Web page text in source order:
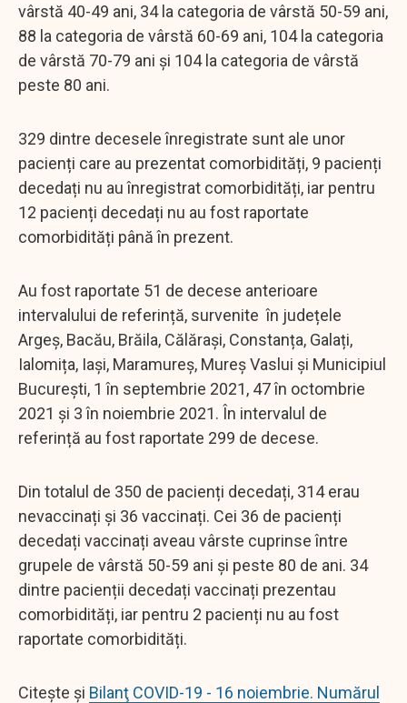
vârstă 40-49 ani, 34 la categoria de vârstă 50-59 ani,
88 la categoria de vârstă 60-69 ani, 104 la categoria
de vârstă 70-79 ani și 104 la categoria de vârstă
peste 80 ani.
329 dintre decesele înregistrate sunt ale unor
pacienți care au prezentat comorbidități, 9 pacienți
decedați nu au înregistrat comorbidități, iar pentru
12 pacienți decedați nu au fost raportate
comorbidități până în prezent.
Au fost raportate 51 de decese anterioare
intervalului de referință, survenite în județele
Argeș, Bacău, Brăila, Călărași, Constanța, Galați,
Ialomița, Iași, Maramureș, Mureș Vaslui și Municipiul
București, 1 în septembrie 2021, 47 în octombrie
2021 și 3 în noiembrie 2021. În intervalul de
referință au fost raportate 299 de decese.
Din totalul de 350 de pacienți decedați, 314 erau
nevaccinați și 36 vaccinați. Cei 36 de pacienți
decedați vaccinați aveau vârste cuprinse între
grupele de vârstă 50-59 ani și peste 80 de ani. 34
dintre pacienții decedați vaccinați prezentau
comorbidități, iar pentru 2 pacienți nu au fost
raportate comorbidități.
Citește și Bilanţ COVID-19 - 16 noiembrie. Numărul